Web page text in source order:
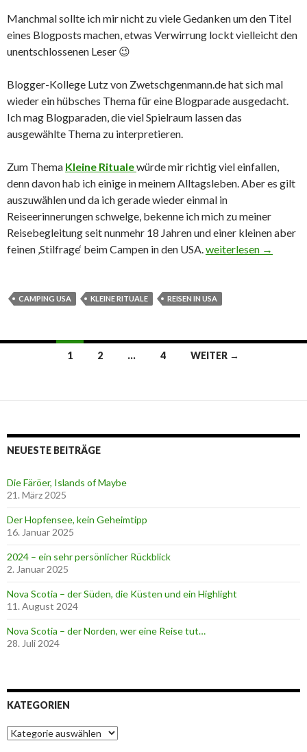
Manchmal sollte ich mir nicht zu viele Gedanken um den Titel
eines Blogposts machen, etwas Verwirrung lockt vielleicht den
unentschlossenen Leser 😉
Blogger-Kollege Lutz von Zwetschgenmann.de hat sich mal
wieder ein hübsches Thema für eine Blogparade ausgedacht.
Ich mag Blogparaden, die viel Spielraum lassen das
ausgewählte Thema zu interpretieren.
Zum Thema Kleine Ritualewürde mir richtig viel einfallen,
denn davon hab ich einige in meinem Alltagsleben. Aber es gilt
auszuwählen und da ich gerade wieder einmal in
Reiseerinnerungen schwelge, bekenne ich mich zu meiner
Reisebegleitung seit nunmehr 18 Jahren und einer kleinen aber
feinen ‚Stilfrage‘ beim Campen in den USA.Nimm mich mit auf
weiterlesen →
CAMPING USA KLEINE RITUALE REISEN IN USA
Navigation
1 2 … 4 WEITER →
NEUESTE BEITRÄGE
Die Färöer, Islands of Maybe
21. März 2025
Der Hopfensee, kein Geheimtipp
16. Januar 2025
2024 – ein sehr persönlicher Rückblick
2. Januar 2025
Nova Scotia – der Süden, die Küsten und ein Highlight
11. August 2024
Nova Scotia – der Norden, wer eine Reise tut…
28. Juli 2024
KATEGORIEN
K
a